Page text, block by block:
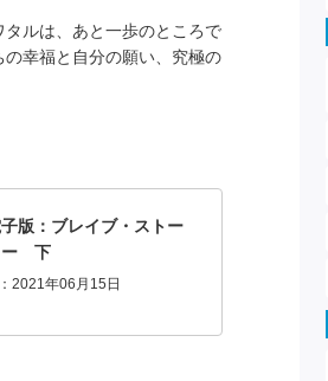
ルは、あと一歩のところで
幸福と自分の願い、究極の
版：ブレイブ・ストー
ー 下
2021年06月15日